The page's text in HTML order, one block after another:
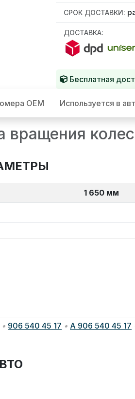
СРОК ДОСТАВКИ:
ДОСТАВКА:
Бесплатная
OEM Используется в
вращения
1 650 мм
• 906 540 45 17 • A 906 540 45 17